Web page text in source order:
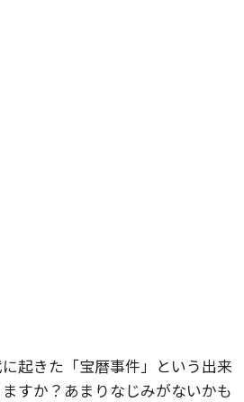
起きた「宝暦事件」という出来
すか？あまりなじみがないかも